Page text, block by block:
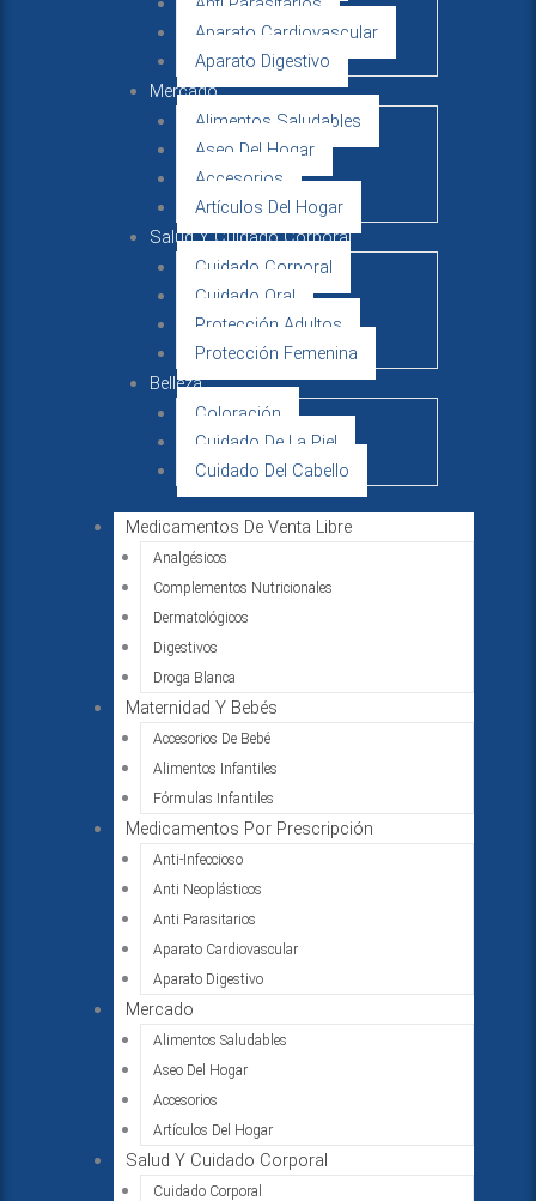
Aparato Cardiovascular
Aparato Digestivo
Mercado
Alimentos Saludables
Aseo Del Hogar
Accesorios
Artículos Del Hogar
Salud Y Cuidado Corporal
Cuidado Corporal
Cuidado Oral
Protección Adultos
Protección Femenina
Belleza
Coloración
Cuidado De La Piel
Cuidado Del Cabello
Medicamentos De Venta Libre
Analgésicos
Complementos Nutricionales
Dermatológicos
Digestivos
Droga Blanca
Maternidad Y Bebés
Accesorios De Bebé
Alimentos Infantiles
Fórmulas Infantiles
Medicamentos Por Prescripción
Anti-Infeccioso
Anti Neoplásticos
Anti Parasitarios
Aparato Cardiovascular
Aparato Digestivo
Mercado
Alimentos Saludables
Aseo Del Hogar
Accesorios
Artículos Del Hogar
Salud Y Cuidado Corporal
Cuidado Corporal